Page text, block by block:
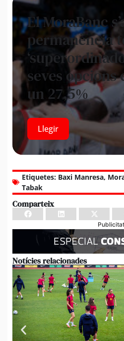
El MoraBanc
permanència
seves opcions
un 27,5%
Llegir
Etiquetes: Baxi Manresa,
Tabak
Comparteix
Publicitat
Notícies relacionades